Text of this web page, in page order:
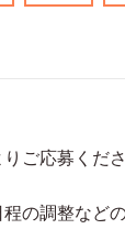
ご応募くだ
の調整など